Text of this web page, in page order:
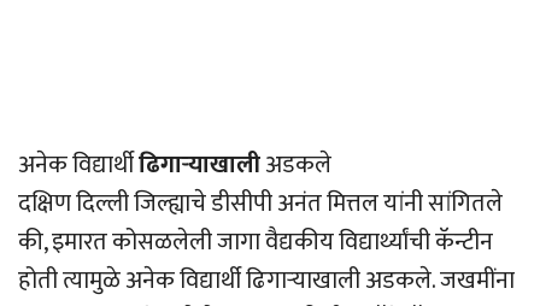
अनेक विद्यार्थीढिगार्‍याखालीअडकले
दक्षिण दिल्ली जिल्ह्याचे डीसीपी अनंत मित्तल यांनी सांगितले
की, इमारत कोसळलेली जागा वैद्यकीय विद्यार्थ्यांची कॅन्टीन
होती त्यामुळे अनेक विद्यार्थी ढिगार्‍याखाली अडकले. जखमींना